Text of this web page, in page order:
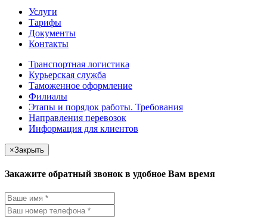
Услуги
Тарифы
Документы
Контакты
Транспортная логистика
Курьерская служба
Таможенное оформление
Филиалы
Этапы и порядок работы. Требования
Направления перевозок
Информация для клиентов
×Закрыть
Закажите обратный звонок в удобное Вам время